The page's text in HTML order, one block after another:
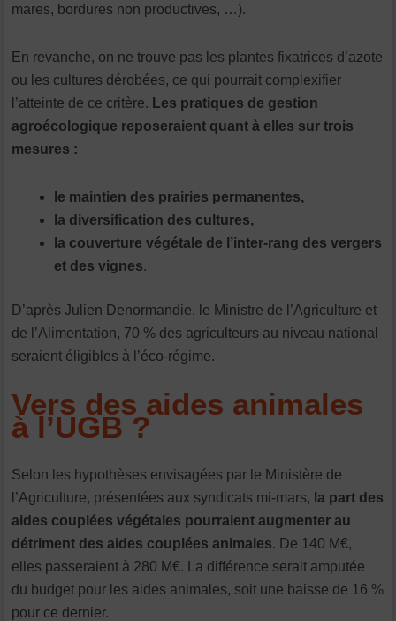
mares, bordures non productives, …).
En revanche, on ne trouve pas les plantes fixatrices d’azote
ou les cultures dérobées, ce qui pourrait complexifier
l’atteinte de ce critère. Les pratiques de gestion
agroécologique reposeraient quant à elles sur trois
mesures :
le maintien des prairies permanentes,
la diversification des cultures,
la couverture végétale de l’inter-rang des vergers
et des vignes.
D’après Julien Denormandie, le Ministre de l’Agriculture et
de l’Alimentation, 70 % des agriculteurs au niveau national
seraient éligibles à l’éco-régime.
Vers des aides animales
à l’UGB ?
Selon les hypothèses envisagées par le Ministère de
l’Agriculture, présentées aux syndicats mi-mars, la part des
aides couplées végétales pourraient augmenter au
détriment des aides couplées animales. De 140 M€,
elles passeraient à 280 M€. La différence serait amputée
du budget pour les aides animales, soit une baisse de 16 %
pour ce dernier.